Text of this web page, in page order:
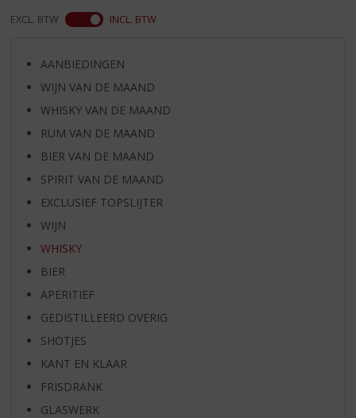
EXCL. BTW INCL. BTW
AANBIEDINGEN
WIJN VAN DE MAAND
WHISKY VAN DE MAAND
RUM VAN DE MAAND
BIER VAN DE MAAND
SPIRIT VAN DE MAAND
EXCLUSIEF TOPSLIJTER
WIJN
WHISKY
BIER
APERITIEF
GEDISTILLEERD OVERIG
SHOTJES
KANT EN KLAAR
FRISDRANK
GLASWERK